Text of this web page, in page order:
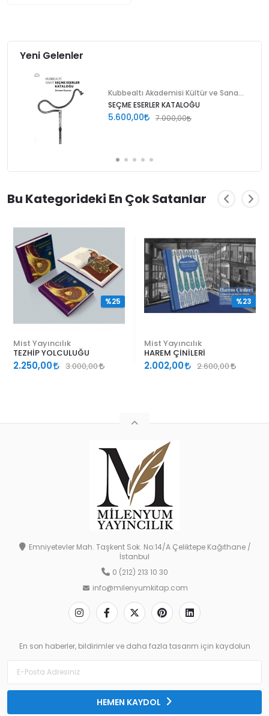
Yeni Gelenler
SEÇME ESERLER KATALOĞU
5.600,00 7.000,00
Bu Kategorideki En Çok Satanlar
Mist Yayıncılık
TEZHİP YOLCULUĞU
2.250,00 3.000,00
%25
Mist Yayıncılık
HAREM ÇİNİLERİ
2.002,00 2.600,00
%23
Emniyetevler Mah. Taşkent Sok. No:14/A Çeliktepe Kağıthane /
İstanbul
0 (212) 213 10 30
info@milenyumkitap.com
En son haberler, bildirimler ve daha fazla tasarım için kaydolun
HEMEN KAYDOL